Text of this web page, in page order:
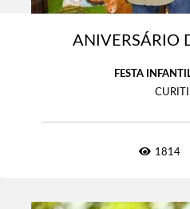
ANIVERSÁRIO
FESTA
1814